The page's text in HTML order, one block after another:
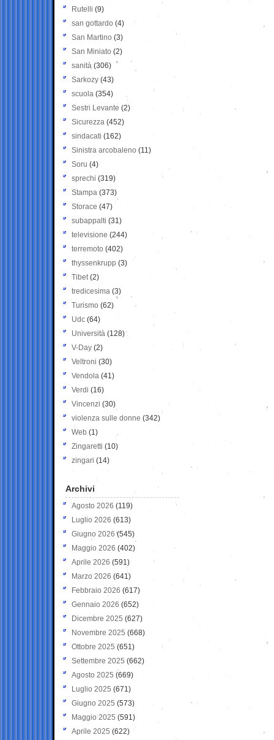
Rutelli (9)
san gottardo (4)
San Martino (3)
San Miniato (2)
sanità (306)
Sarkozy (43)
scuola (354)
Sestri Levante (2)
Sicurezza (452)
sindacati (162)
Sinistra arcobaleno (11)
Soru (4)
sprechi (319)
Stampa (373)
Storace (47)
subappalti (31)
televisione(244)
terremoto (402)
thyssenkrupp (3)
Tibet(2)
tredicesima (3)
Turismo (62)
Udc (64)
Università (128)
V-Day (2)
Veltroni (30)
Vendola (41)
Verdi (16)
Vincenzi (30)
violenza sulle donne (342)
Web (1)
Zingaretti (10)
zingari (14)
Archivi
Agosto 2026 (119)
Luglio 2026 (613)
Giugno 2026 (545)
Maggio 2026 (402)
Aprile 2026 (591)
Marzo 2026 (641)
Febbraio 2026 (617)
Gennaio 2026 (652)
Dicembre 2025 (627)
Novembre 2025 (668)
Ottobre 2025 (651)
Settembre 2025 (662)
Agosto 2025 (669)
Luglio 2025 (671)
Giugno 2025 (573)
Maggio 2025 (591)
Aprile 2025 (622)